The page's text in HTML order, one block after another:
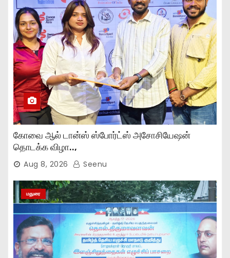
கோவை ஆல் டான்ஸ் ஸ்போர்ட்ஸ் அசோசியேஷன்
தொடக்க விழா..,
Aug 8, 2026 Seenu
மதுரை